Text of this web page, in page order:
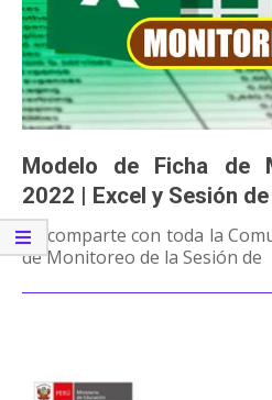
Modelo de Ficha de
2022 | Excel y Sesión
Se comparte con toda la
de Monitoreo de la Sesión de